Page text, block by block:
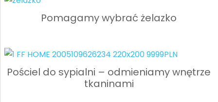
Pomagamy wybrać żelazko
Pościel do sypialni – odmieniamy wnętrze
tkaninami